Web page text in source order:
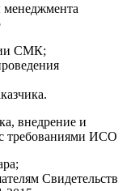
менеджмента
СМК;
внедрение и
требованиями ИСО
Свидетельств